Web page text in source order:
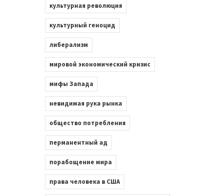
культурная революция
культурный геноцид
либерализм
мировой экономический кризис
мифы Запада
невидимая рука рынка
общество потребления
перманентный ад
порабощение мира
права человека в США